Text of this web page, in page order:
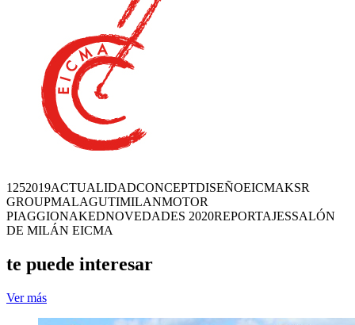
1252019ACTUALIDADCONCEPTDISEÑOEICMAKSR
GROUPMALAGUTIMILANMOTOR
PIAGGIONAKEDNOVEDADES 2020REPORTAJESSALÓN
DE MILÁN EICMA
te puede interesar
Ver más